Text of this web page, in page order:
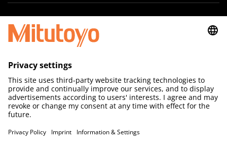
Folgen Sie uns
Mitutoyo (Schweiz) AG
Steinackerstrasse 35